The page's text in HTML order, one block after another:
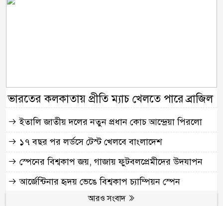
ভারতের কলকাতায় প্রীতি ম্যাচ খেলতে পারে ব্রাজিল
ইতালি জাতীয় দলের নতুন প্রধান কোচ আন্দ্রেয়া পিরলো
১৭ বছর পর লর্ডসে টেস্ট খেলবে বাংলাদেশ
স্পেনের বিশ্বকাপ জয়, গাজায় ফুটবলপ্রেমীদের উদযাপন
আর্জেন্টিনার হৃদয় ভেঙে বিশ্বকাপ চ্যাম্পিয়ন স্পেন
আরও সংবাদ